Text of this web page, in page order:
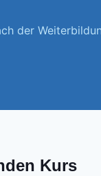
der
Kurs